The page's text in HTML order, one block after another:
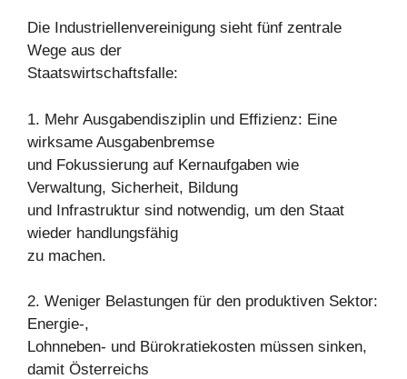
Die Industriellenvereinigung sieht fünf zentrale
Wege aus der
Staatswirtschaftsfalle:
1. Mehr Ausgabendisziplin und Effizienz: Eine
wirksame Ausgabenbremse
und Fokussierung auf Kernaufgaben wie
Verwaltung, Sicherheit, Bildung
und Infrastruktur sind notwendig, um den Staat
wieder handlungsfähig
zu machen.
2. Weniger Belastungen für den produktiven Sektor:
Energie-,
Lohnneben- und Bürokratiekosten müssen sinken,
damit Österreichs